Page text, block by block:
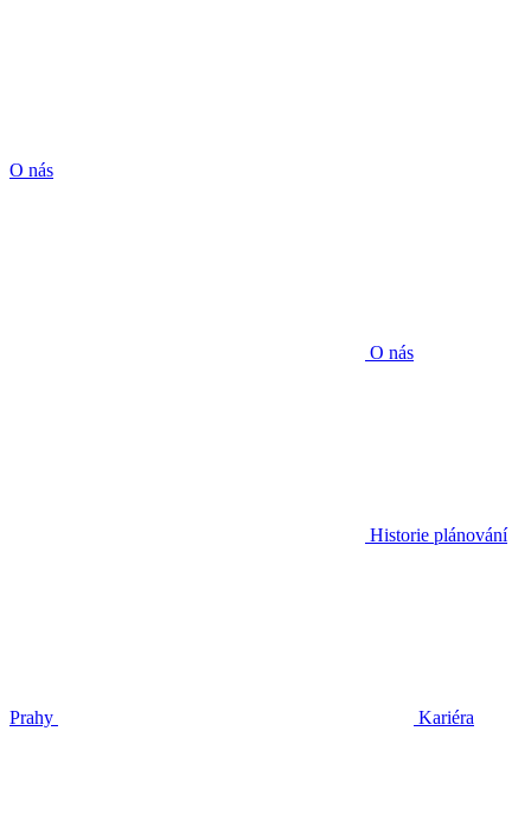
O nás
O nás
Historie plánování
Prahy Kariéra